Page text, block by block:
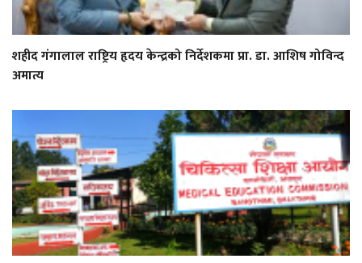
शहीद गंगालाल राष्ट्रिय हृदय केन्द्रको निर्देशकमा प्रा. डा. आशिष गोविन्द
अमात्य